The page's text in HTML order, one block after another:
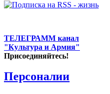
ТЕЛЕГРАММ канал
"Культура и Армия"
Присоединяйтесь!
Персоналии